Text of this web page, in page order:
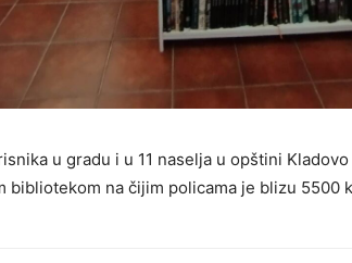
u gradu i u 11 naselja u opštini
bibliotekom na čijim policama je blizu 5500